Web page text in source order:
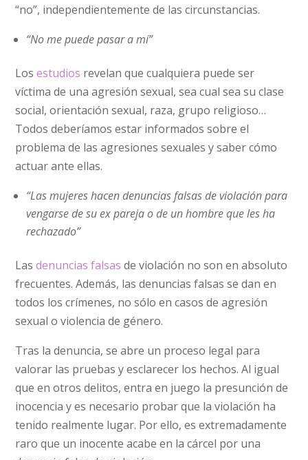
“no”, independientemente de las circunstancias.
“No me puede pasar a mí”
Losestudios revelan que cualquiera puede ser
víctima de una agresión sexual, sea cual sea su clase
social, orientación sexual, raza, grupo religioso…
Todos deberíamos estar informados sobre el
problema de las agresiones sexuales y saber cómo
actuar ante ellas.
“Las mujeres hacen denuncias falsas de violación para
vengarse de su ex pareja o de un hombre que les ha
rechazado”
Lasdenuncias falsas de violación no son en absoluto
frecuentes. Además, las denuncias falsas se dan en
todos los crímenes, no sólo en casos de agresión
sexual o violencia de género.
Tras la denuncia, se abre un proceso legal para
valorar las pruebas y esclarecer los hechos. Al igual
que en otros delitos, entra en juego la presunción de
inocencia y es necesario probar que la violación ha
tenido realmente lugar. Por ello, es extremadamente
raro que un inocente acabe en la cárcel por una